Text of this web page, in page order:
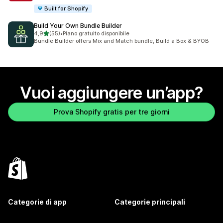
Built for Shopify
Build Your Own Bundle Builder
4,9stelle su 5
(55)
55 recensioni totali
•Piano gratuito disponibile
Bundle Builder offers Mix and Match bundle, Build a Box & BYOB
Vuoi aggiungere un’app?
Prova Shopify gratis per tre giorni
Categorie di app Categorie principali